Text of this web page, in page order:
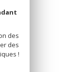
des
des
!